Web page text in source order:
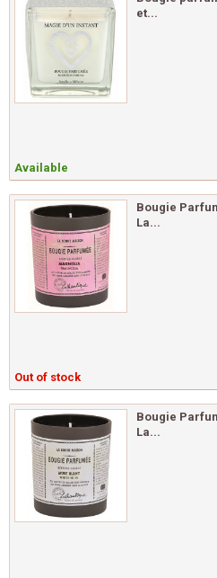
et...
Available
Bougie
La...
Out of stock
Bougie
La...